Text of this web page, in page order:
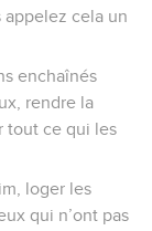
appelez cela un
enchaînés
rendre la
tout ce qui les
loger les
qui n’ont pas